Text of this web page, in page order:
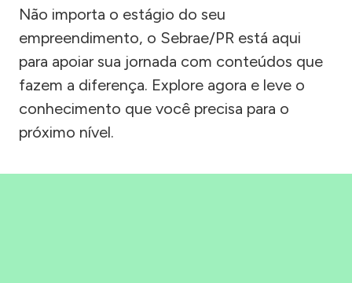
Não importa o estágio do seu
empreendimento, o Sebrae/PR está aqui
para apoiar sua jornada com conteúdos que
fazem a diferença. Explore agora e leve o
conhecimento que você precisa para o
próximo nível.